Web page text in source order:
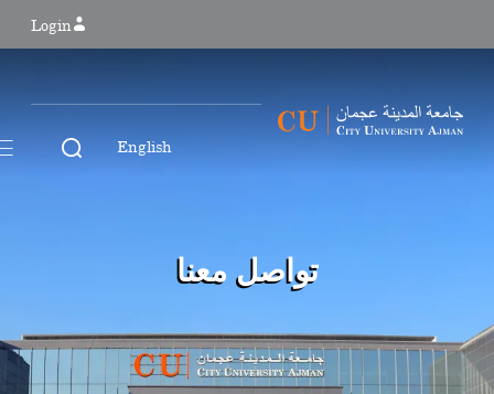
Login
English
تواصل معنا